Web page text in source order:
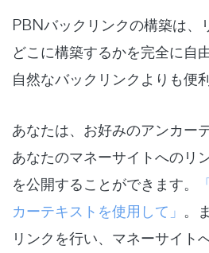
PBNバックリンクの構築は、
どこに構築するかを完全に自
自然なバックリンクよりも便利
あなたは、お好みのアンカー
あなたのマネーサイトへのリ
を公開することができます。
カーテキストを使用して」 。
リンクを行い、マネーサイト